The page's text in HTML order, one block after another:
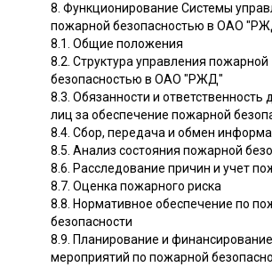
8. Функционирование Системы
пожарной безопасностью в ОАО
8.1. Общие положения
8.2. Структура управления пожарной
безопасностью в ОАО "РЖД"
8.3. Обязанности и ответственность
лиц за обеспечение пожарной
8.4. Сбор, передача и обмен
8.5. Анализ состояния пожарной
8.6. Расследование причин и учет
8.7. Оценка пожарного риска
8.8. Нормативное обеспечение по
безопасности
8.9. Планирование и финансирование
мероприятий по пожарной